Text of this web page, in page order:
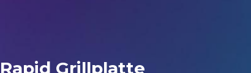
Grillplatte